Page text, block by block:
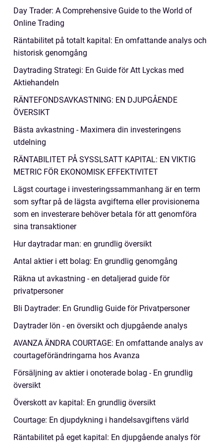
Day Trader: A Comprehensive Guide to the World of
Online Trading
Räntabilitet på totalt kapital: En omfattande analys och
historisk genomgång
Daytrading Strategi: En Guide för Att Lyckas med
Aktiehandeln
RÄNTEFONDSAVKASTNING: EN DJUPGÅENDE
ÖVERSIKT
Bästa avkastning - Maximera din investeringens
utdelning
RÄNTABILITET PÅ SYSSLSATT KAPITAL: EN VIKTIG
METRIC FÖR EKONOMISK EFFEKTIVITET
Lägst courtage i investeringssammanhang är en term
som syftar på de lägsta avgifterna eller provisionerna
som en investerare behöver betala för att genomföra
sina transaktioner
Hur daytradar man: en grundlig översikt
Antal aktier i ett bolag: En grundlig genomgång
Räkna ut avkastning - en detaljerad guide för
privatpersoner
Bli Daytrader: En Grundlig Guide för Privatpersoner
Daytrader lön - en översikt och djupgående analys
AVANZA ÄNDRA COURTAGE: En omfattande analys av
courtageförändringarna hos Avanza
Försäljning av aktier i onoterade bolag - En grundlig
översikt
Överskott av kapital: En grundlig översikt
Courtage: En djupdykning i handelsavgiftens värld
Räntabilitet på eget kapital: En djupgående analys för